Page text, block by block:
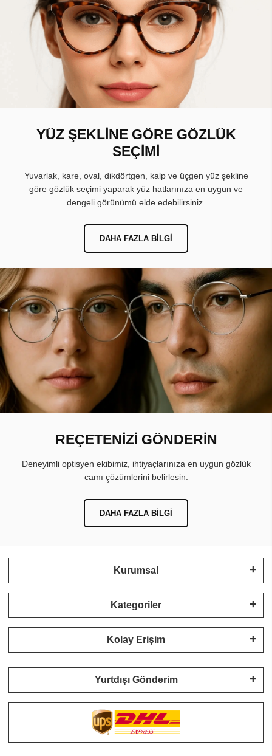
YÜZ ŞEKLİNE GÖRE GÖZLÜK
SEÇİMİ
Yuvarlak, kare, oval, dikdörtgen, kalp ve üçgen yüz şekline
göre gözlük seçimi yaparak yüz hatlarınıza en uygun ve
dengeli görünümü elde edebilirsiniz.
DAHA FAZLA BILGI
REÇETENİZİ GÖNDERİN
Deneyimli optisyen ekibimiz, ihtiyaçlarınıza en uygun gözlük
camı çözümlerini belirlesin.
DAHA FAZLA BILGI
Kurumsal
Kategoriler
Kolay Erişim
Yurtdışı Gönderim